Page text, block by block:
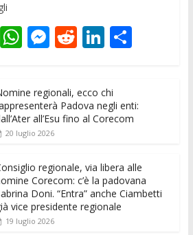
W
s
A
p
p
M
ss
e
n
er
R
di
t
Li
k
e
dI
C
di
vi
regionali, ecco chi
Padova negli enti:
all’Esu fino al Corecom
20 luglio 2026
regionale, via libera alle
Corecom: c’è la padovana
Doni. “Entra” anche Ciambetti
vice presidente regionale
19 luglio 2026